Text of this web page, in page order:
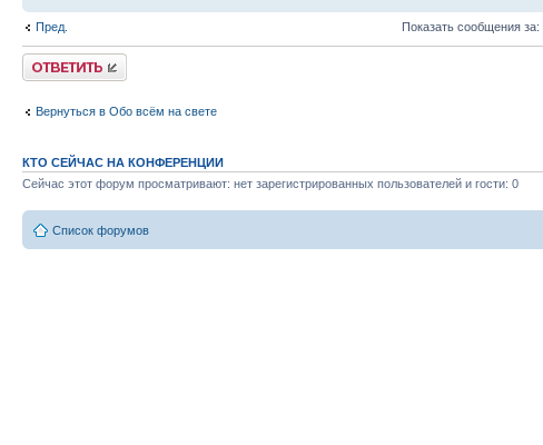
Пред. Показать сообщения за:
Ответить
Вернуться в Обо всём на свете
КТО СЕЙЧАС НА КОНФЕРЕНЦИИ
Сейчас этот форум просматривают: нет зарегистрированных пользователей и гости: 0
Список форумов